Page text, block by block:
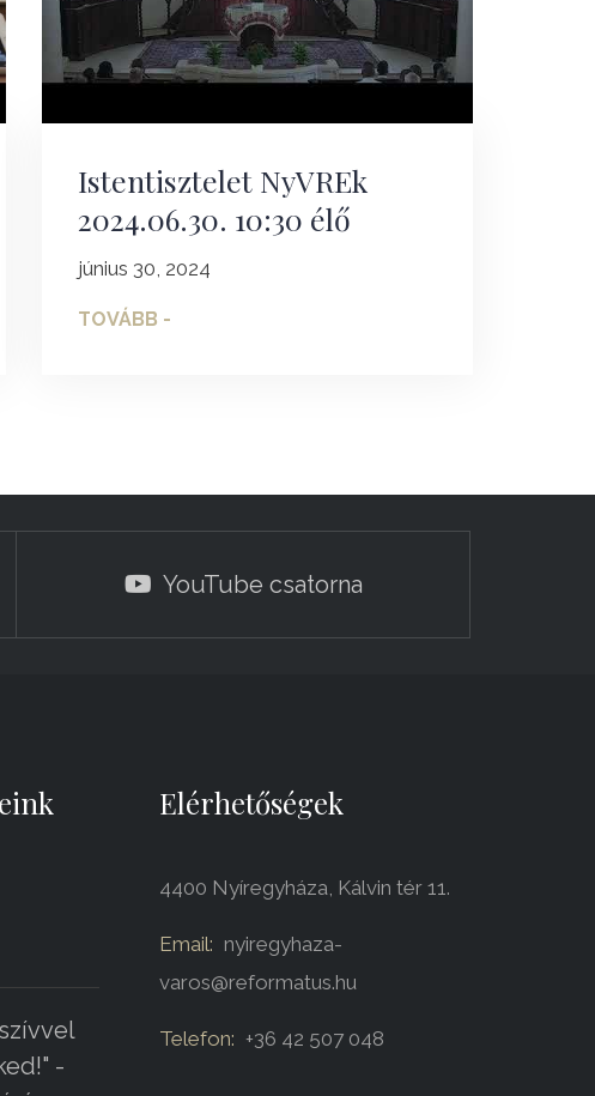
Istentisztelet NyVREk
2024.06.30. 10:30 élő
június 30, 2024
TOVÁBB -
YouTube csatorna
-
Elérhetőségek
4400 Nyíregyháza, Kálvin tér 11.
Email: nyiregyhaza-
varos@reformatus.hu
Telefon: +36 42 507 048